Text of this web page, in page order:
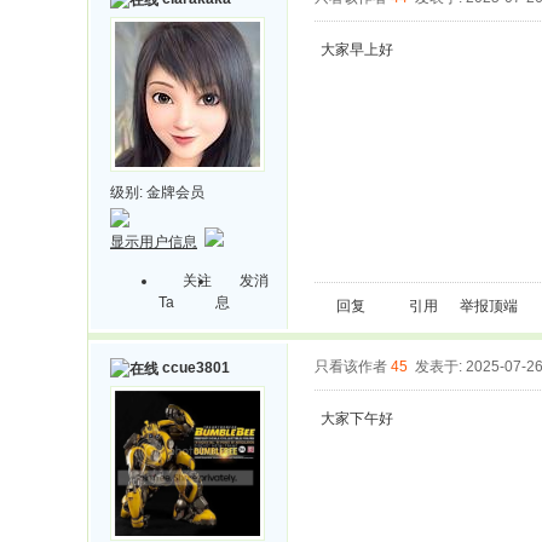
级别: 金牌会员
显示用户信息
关注
Ta
发消
息
大家早上好
回复 引用 举报顶端
ccue3801 只看该作者 45 发表于: 2025-07-26
大家下午好